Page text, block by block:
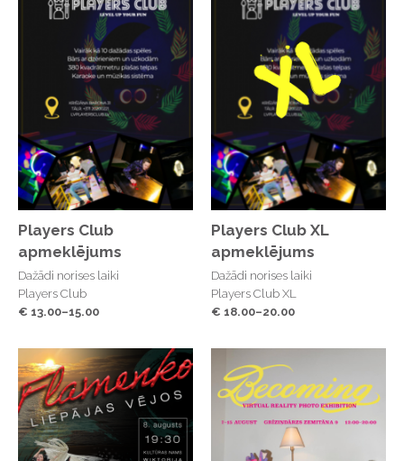
Players Club
apmeklējums
Dažādi norises laiki
Players Club
€ 13.00–15.00
Players Club XL
apmeklējums
Dažādi norises laiki
Players Club XL
€ 18.00–20.00